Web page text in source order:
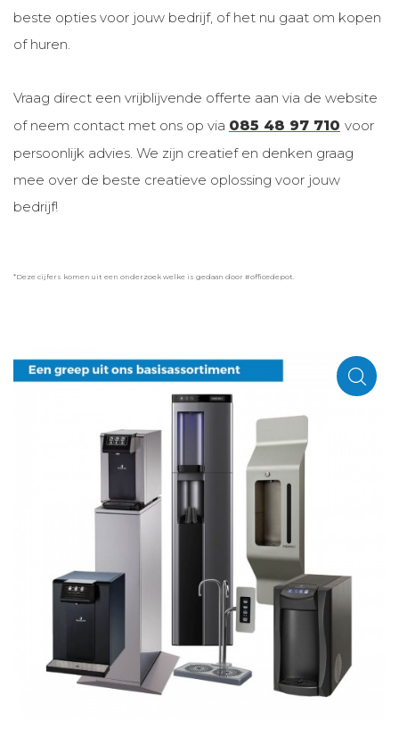
beste opties voor jouw bedrijf, of het nu gaat om kopen
of huren.
Vraag direct een vrijblijvende offerte aan via de website
of neem contact met ons op via 085 48 97 710 voor
persoonlijk advies. We zijn creatief en denken graag
mee over de beste creatieve oplossing voor jouw
bedrijf!
*Deze cijfers komen uit een onderzoek welke is gedaan door #officedepot.